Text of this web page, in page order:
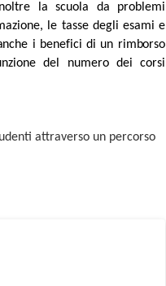
la scuola da problemi
le tasse degli esami e
che i beneficidi un rimborso
del numero dei corsi
attraverso un percorso